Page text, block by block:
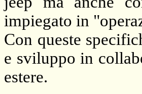
impiegato in
Con queste
e sviluppo in
estere.